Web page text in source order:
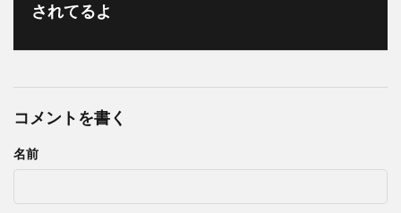
されてるよ
コメントを書く
名前